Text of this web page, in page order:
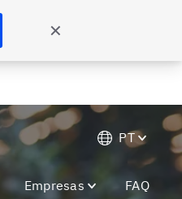
✕
PT
Empresas FAQ